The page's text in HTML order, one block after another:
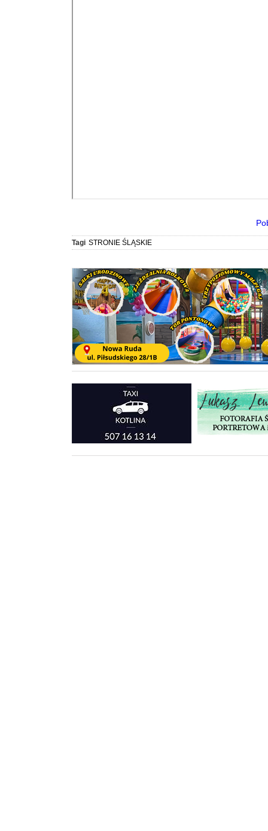
Tagi STRONIE ŚLĄSKIE